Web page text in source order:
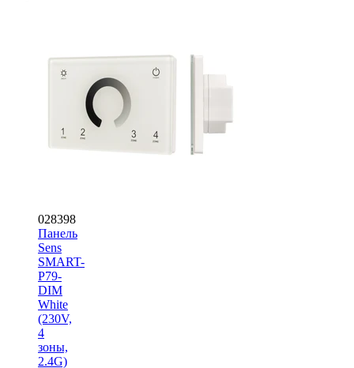
028398
Панель
Sens
SMART-
P79-
DIM
White
(230V,
4
зоны,
2.4G)